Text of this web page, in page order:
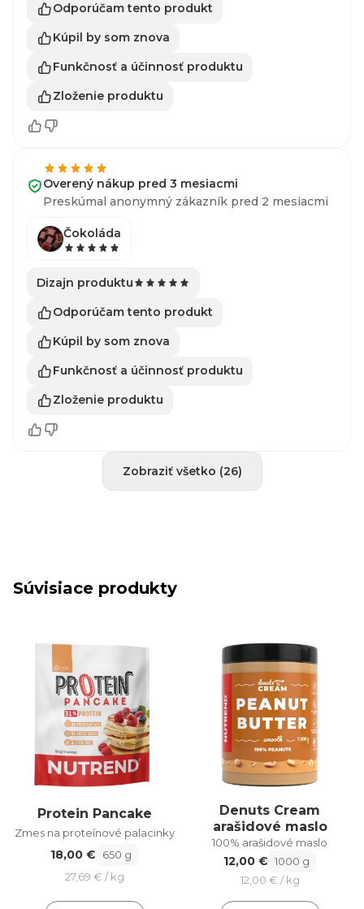
Odporúčam tento produkt
Kúpil by som znova
Funkčnosť a účinnosť produktu
Zloženie produktu
Overený nákup pred 3 mesiacmi
Preskúmal anonymný zákazník pred 2 mesiacmi
Čokoláda
Dizajn produktu
Odporúčam tento produkt
Kúpil by som znova
Funkčnosť a účinnosť produktu
Zloženie produktu
Zobraziť všetko (26)
Súvisiace produkty
Protein Pancake
Zmes na proteínové palacinky
18,00 €
650 g
27,69 € / kg
Denuts Cream
arašidové maslo
100% arašidové maslo
12,00 € 1000 g
12,00 € / kg